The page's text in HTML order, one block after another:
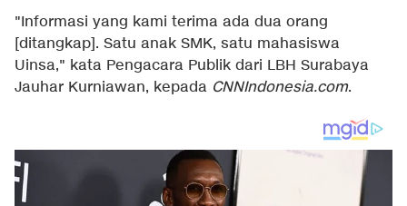
"Informasi yang kami terima ada dua orang
[ditangkap]. Satu anak SMK, satu mahasiswa
Uinsa," kata Pengacara Publik dari LBH Surabaya
Jauhar Kurniawan, kepada CNNIndonesia.com.